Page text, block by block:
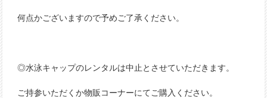
何点かございますので予めご了承ください。
◎水泳キャップのレンタルは中止とさせていただきます。
ご持参いただくか物販コーナーにてご購入ください。